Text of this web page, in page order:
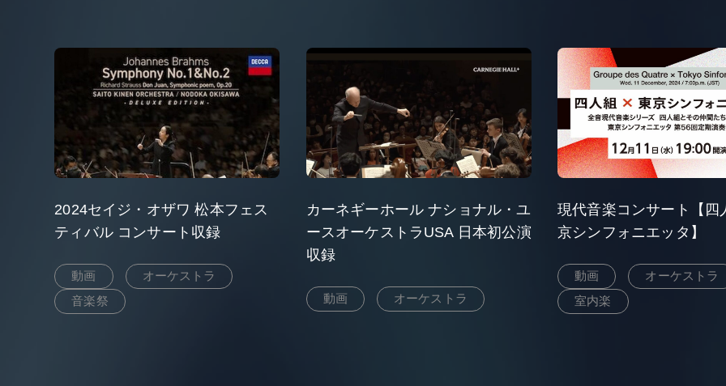
2024セイジ・オザワ 松本フェス
ティバル コンサート収録
動画
オーケストラ
音楽祭
カーネギーホール ナショナル・ユ
ースオーケストラUSA 日本初公演
収録
動画 オーケストラ
現代音楽コンサート【四
京シンフォニエッタ】
動画
オーケストラ
室内楽